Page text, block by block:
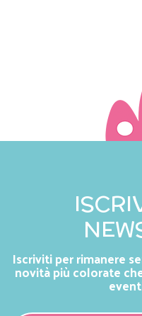
Iscriviti per rimanere
novità più colorate